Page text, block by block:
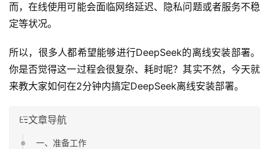
而，在线使用可能会面临网络延迟、隐私问题或者服务不稳
定等状况。
所以，很多人都希望能够进行DeepSeek的离线安装部署。
你是否觉得这一过程会很复杂、耗时呢？其实不然，今天就
来教大家如何在2分钟内搞定DeepSeek离线安装部署。
文章导航
一、准备工作